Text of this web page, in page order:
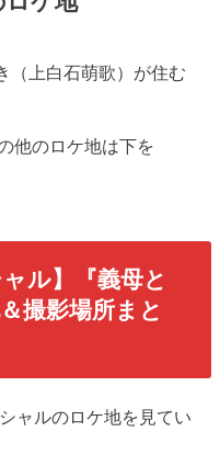
（上白石萌歌）が住む
他のロケ地は下を
ル】『義母と
撮影場所まと
ャルのロケ地を見てい